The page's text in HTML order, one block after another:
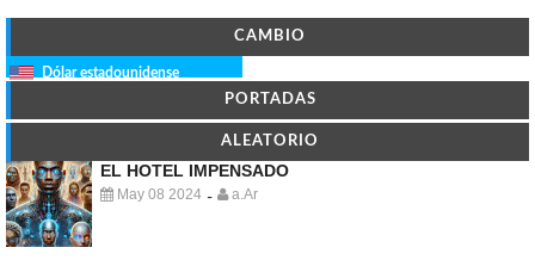
CAMBIO
Dólar estadounidense
PORTADAS
ALEATORIO
EL HOTEL IMPENSADO
May 08 2024 - a.Ar